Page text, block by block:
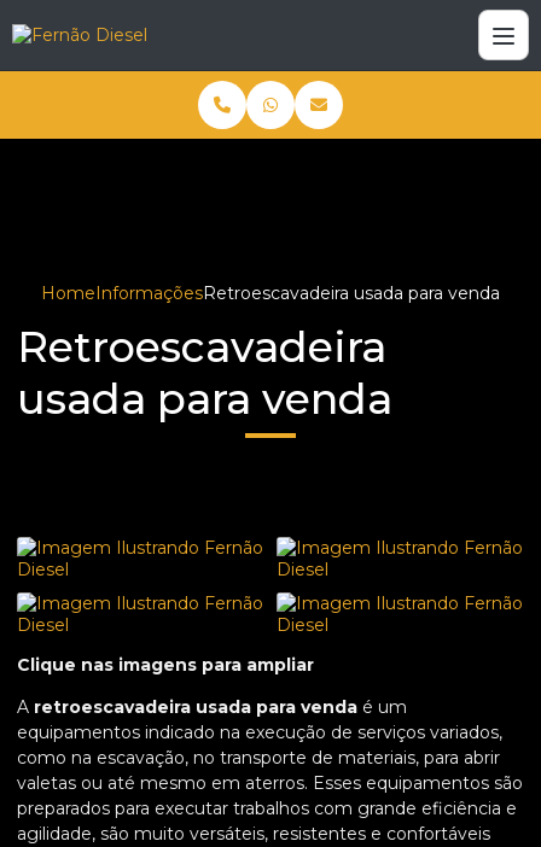
HomeInformaçõesRetroescavadeira usada para venda
Retroescavadeira
usada para venda
Clique nas imagens para ampliar
A retroescavadeira usada para venda é um
equipamentos indicado na execução de serviços variados,
como na escavação, no transporte de materiais, para abrir
valetas ou até mesmo em aterros. Esses equipamentos são
preparados para executar trabalhos com grande eficiência e
agilidade, são muito versáteis, resistentes e confortáveis